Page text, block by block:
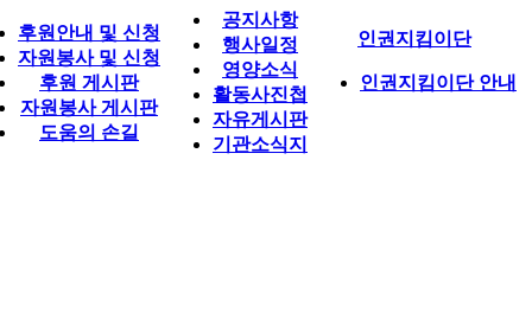
후원안내 및 신청
자원봉사 및 신청
후원 게시판
자원봉사 게시판
도움의 손길
공지사항
행사일정
영양소식
활동사진첩
자유게시판
기관소식지
인권지킴이단
인권지킴이단 안내